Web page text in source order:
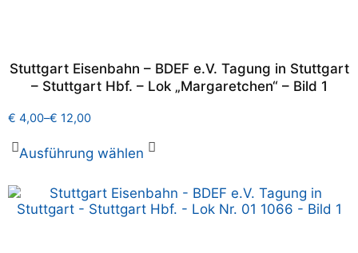
Stuttgart Eisenbahn – BDEF e.V. Tagung in Stuttgart
– Stuttgart Hbf. – Lok „Margaretchen“ – Bild 1
€ 4,00–€ 12,00
Ausführung wählen